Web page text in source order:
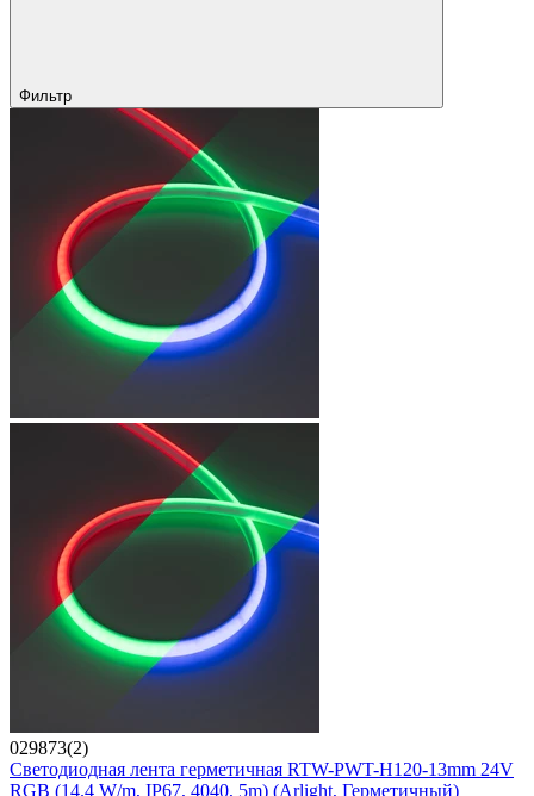
Фильтр
029873(2)
Светодиодная лента герметичная RTW-PWT-H120-13mm 24V
RGB (14.4 W/m, IP67, 4040, 5m) (Arlight, Герметичный)